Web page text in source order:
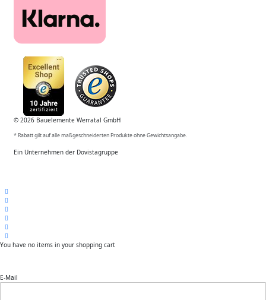
© 2026 Bauelemente Werratal GmbH
* Rabatt gilt auf alle maßgeschneiderten Produkte ohne Gewichtsangabe.
Ein Unternehmen der Dovistagruppe
You have no items in your shopping cart
E-Mail